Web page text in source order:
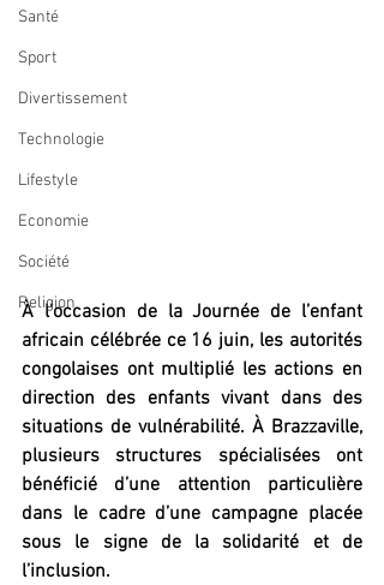
Santé
Sport
Divertissement
Technologie
Lifestyle
Economie
Société
Religion
À l’occasion de la Journée de l’enfant
africain célébrée ce 16 juin, les autorités
congolaises ont multiplié les actions en
direction des enfants vivant dans des
situations de vulnérabilité. À Brazzaville,
plusieurs structures spécialisées ont
bénéficié d’une attention particulière
dans le cadre d’une campagne placée
sous le signe de la solidarité
et
de
l’inclusion.